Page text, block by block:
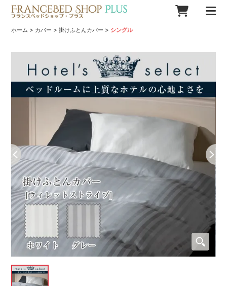
ホーム > カバー >掛けふとんカバー > シングル